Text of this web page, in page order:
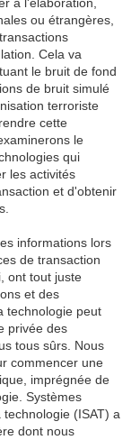
ou étrangères,
Cela va
le bruit de fond
de bruit simulé
terroriste
cette
le
qui
les activités
et d'obtenir
informations lors
de transaction
ont tout juste
et des
technologie peut
privée des
tous sûrs. Nous
commencer une
imprégnée de
Systèmes
(ISAT) a
dont nous